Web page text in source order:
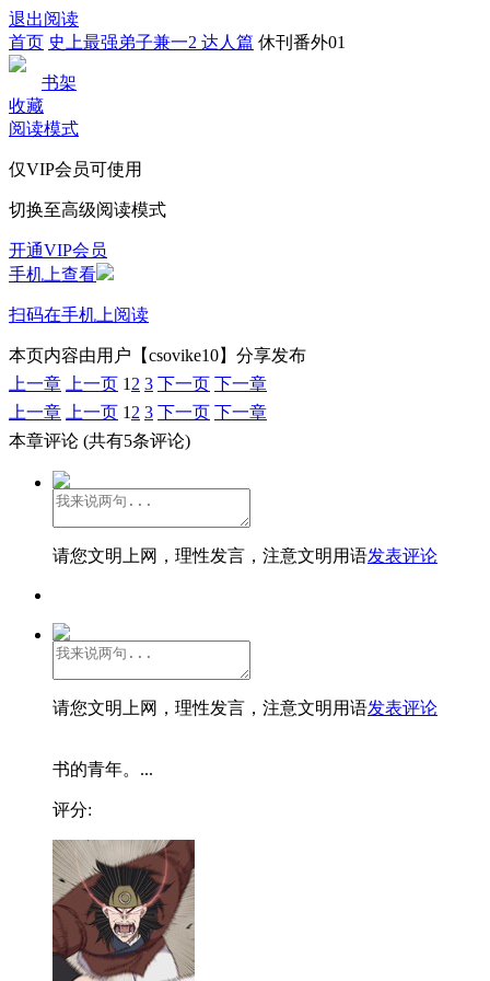
退出阅读
首页 史上最强弟子兼一2 达人篇 休刊番外01
书架
收藏
阅读模式
仅VIP会员可使用
切换至高级阅读模式
开通VIP会员
手机上查看
扫码在手机上阅读
本页内容由用户【csovike10】分享发布
上一章
上一页 1 2 3 下一页 下一章
上一章
上一页 1 2 3 下一页 下一章
本章评论 (共有5条评论)
请您文明上网，理性发言，注意文明用语发表评论
请您文明上网，理性发言，注意文明用语发表评论
书的青年。...
评分: